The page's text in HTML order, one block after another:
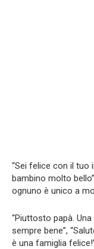
“Sei felice con il tuo
bambino molto
ognuno è unico a
“Piuttosto papà.
sempre bene”,
è una famiglia